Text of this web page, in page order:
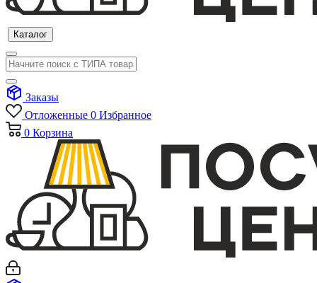
Каталог
Заказы
Отложенные 0 Избранное
0 Корзина